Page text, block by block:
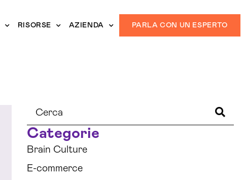
RISORSE AZIENDA PARLA CON UN ESPERTO
Categorie
Brain Culture
E-commerce